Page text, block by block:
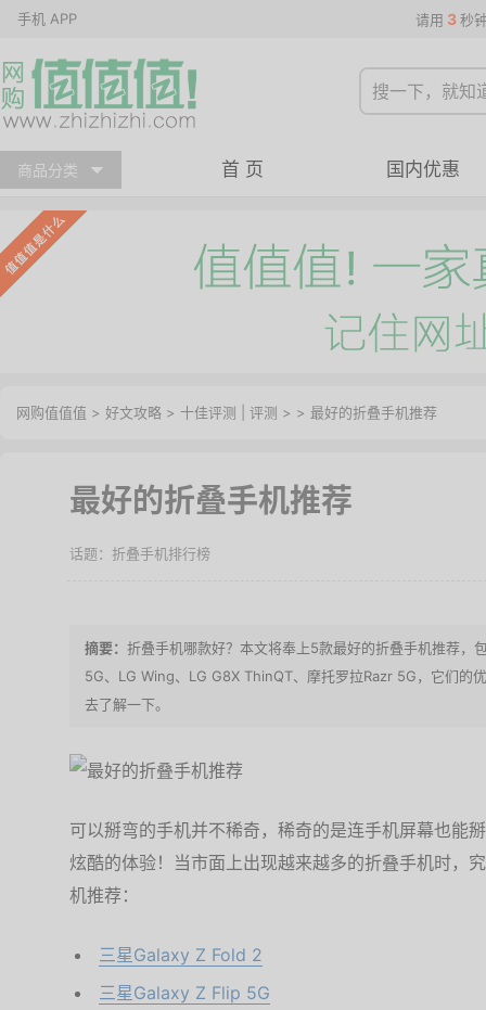
手机 APP 请用 3 秒
商品分类 首 页 国内优惠
网购值值值 > 好文攻略 > 十佳评测 评测 > > 最好的折叠手机推荐
最好的折叠手机推荐
折叠手机排行榜
折叠手机哪款好？本文将奉上5款最好的折叠手机推荐
5G、LG Wing、LG G8X ThinQT、摩托罗拉Razr 5G，它们的
去了解一下。
可以掰弯的手机并不稀奇，稀奇的是连手机屏幕也能
炫酷的体验！当市面上出现越来越多的折叠手机时，
机推荐：
三星Galaxy Z Fold 2
三星Galaxy Z Flip 5G